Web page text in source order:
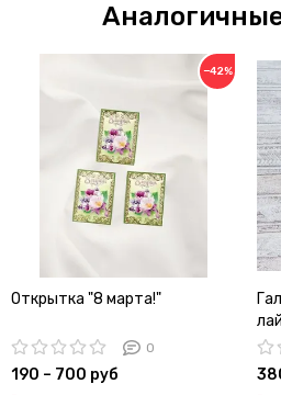
−42%
Открытка "8 марта!"
0
190 – 700 руб